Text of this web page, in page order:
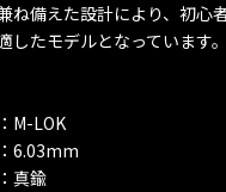
ね備えた設計により、初心
したモデルとなっています。
M-LOK
6.03mm
真鍮